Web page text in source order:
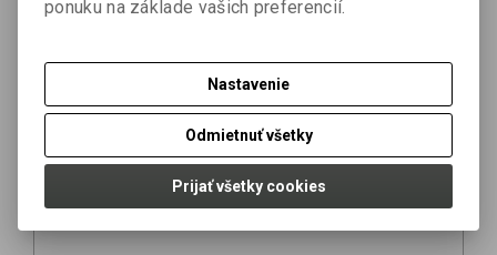
Váš email *
ponuku na základe vašich preferencií.
Nastavenie
Odmietnuť všetky
Prijať všetky cookies